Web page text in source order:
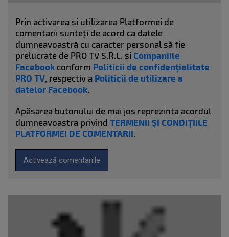
Prin activarea și utilizarea Platformei de
comentarii sunteți de acord ca datele
dumneavoastră cu caracter personal să fie
prelucrate de PRO TV S.R.L. și Companiile
Facebook conform Politicii de confidențialitate
PRO TV, respectiv a Politicii de utilizare a
datelor Facebook.
Apăsarea butonului de mai jos reprezinta acordul
dumneavoastra privind TERMENII ȘI CONDIȚIILE
PLATFORMEI DE COMENTARII.
Activează comentariile